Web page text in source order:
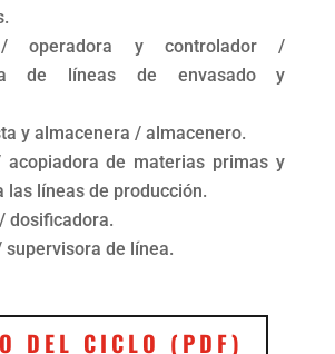
/ operadora y controlador /
de líneas de envasado y
y almacenera / almacenero.
acopiadora de materias primas y
las líneas de producción.
dosificadora.
supervisora de línea.
DEL CICLO (PDF)